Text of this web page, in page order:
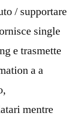
/ supportare
single
e trasmette
a a
mentre